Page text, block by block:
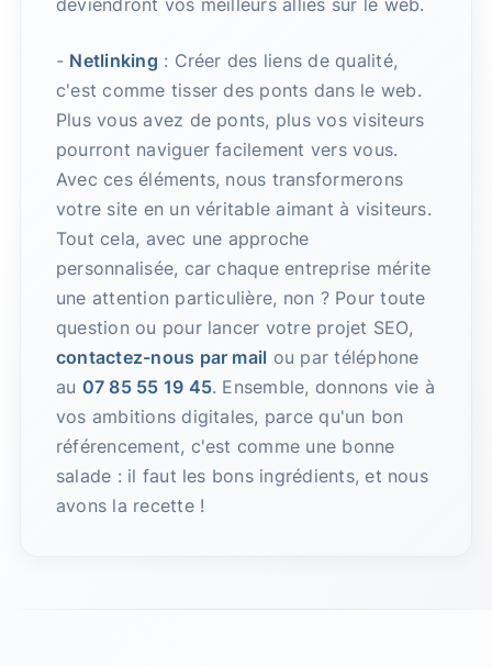
deviendront vos meilleurs alliés sur le web.
- Netlinking : Créer des liens de qualité,
c'est comme tisser des ponts dans le web.
Plus vous avez de ponts, plus vos visiteurs
pourront naviguer facilement vers vous.
Avec ces éléments, nous transformerons
votre site en un véritable aimant à visiteurs.
Tout cela, avec une approche
personnalisée, car chaque entreprise mérite
une attention particulière, non ? Pour toute
question ou pour lancer votre projet SEO,
contactez-nous par mail ou par téléphone
au 07 85 55 19 45. Ensemble, donnons vie à
vos ambitions digitales, parce qu'un bon
référencement, c'est comme une bonne
salade : il faut les bons ingrédients, et nous
avons la recette !